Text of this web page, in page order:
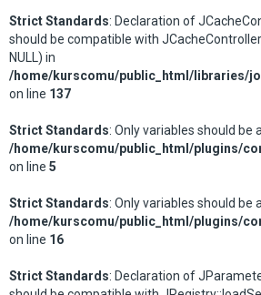
Strict Standards: Declaration of
should be compatible with
NULL) in
/home/kurscomu/public_html/libraries/
on line 137
Strict Standards: Only variables should be
/home/kurscomu/public_html/plugins/
on line 5
Strict Standards: Only variables should be
/home/kurscomu/public_html/plugins/
on line 16
Strict Standards: Declaration of